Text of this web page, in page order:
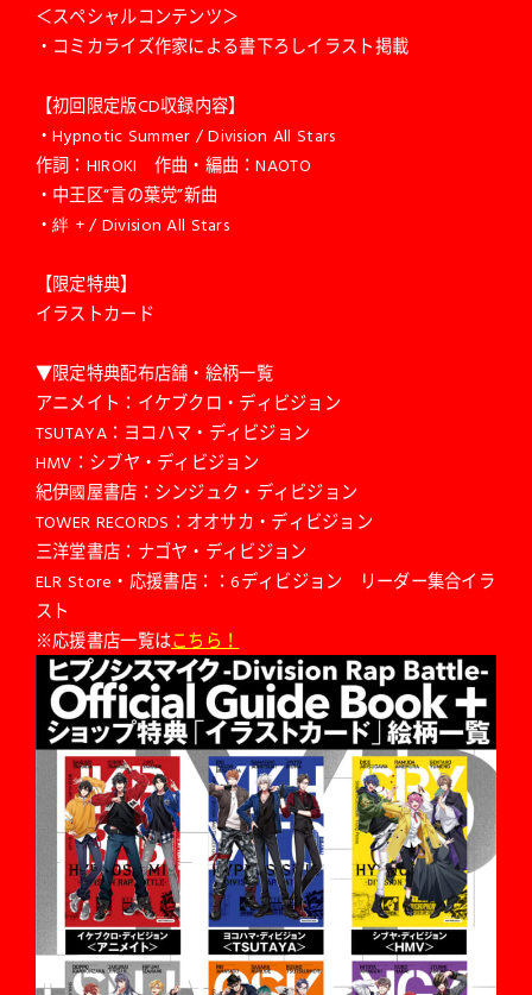
＜スペシャルコンテンツ＞
・コミカライズ作家による書下ろしイラスト掲載
【初回限定版CD収録内容】
・Hypnotic Summer / Division All Stars
作詞：HIROKI 作曲・編曲：NAOTO
・中王区“言の葉党”新曲
・絆 + / Division All Stars
【限定特典】
イラストカード
▼限定特典配布店舗・絵柄一覧
アニメイト：イケブクロ・ディビジョン
TSUTAYA：ヨコハマ・ディビジョン
HMV：シブヤ・ディビジョン
紀伊國屋書店：シンジュク・ディビジョン
TOWER RECORDS：オオサカ・ディビジョン
三洋堂書店：ナゴヤ・ディビジョン
ELR Store・応援書店：：6ディビジョン リーダー集合イラ
スト
※応援書店一覧はこちら！